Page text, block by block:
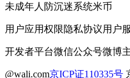
未成年人防沉迷系统米币
用户应用权限隐私协议用户
开发者平台微信公众号微博
@wali.com京ICP证110335号